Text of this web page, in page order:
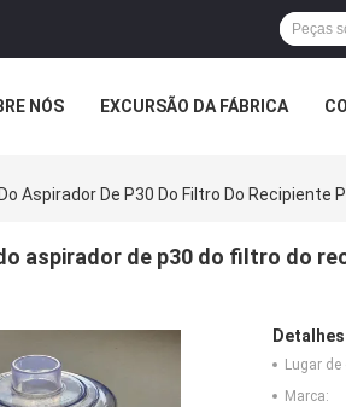
NÓS EXCURSÃO DA FÁBRICA
Aspirador De P30 Do Filtro Do
aspirador de p30 do filtro do
Lugar de
Marca: